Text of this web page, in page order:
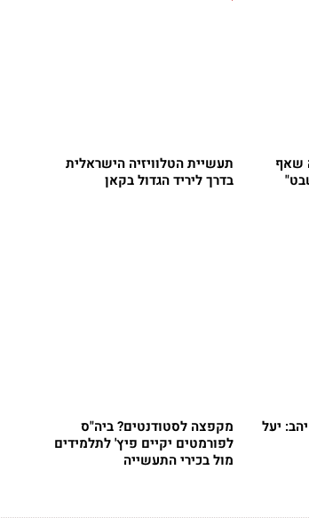
שאף
תעשיית הטלוויזיה הישראלית
בדרך ליריד הגדול בקאן
יעל
מקפצה לסטודנטים? ביה"ס
לפורמטים יקיים פיץ' לתלמידים
מול בכירי התעשייה